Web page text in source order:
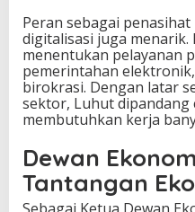
Peran sebagai
digitalisasi juga menarik.
menentukan pelayanan
pemerintahan
birokrasi. Dengan latar
sektor, Luhut dipandang
membutuhkan kerja
Dewan
Tantangan